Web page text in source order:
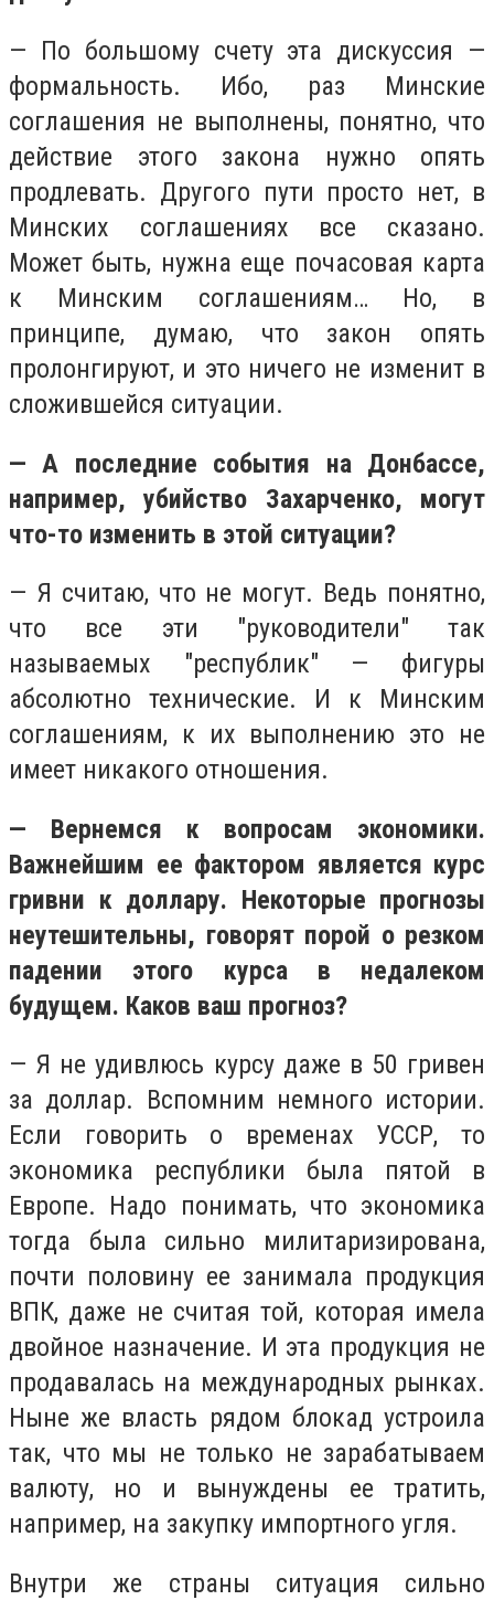
— По большому счету эта дискуссия —
формальность. Ибо, раз Минские
соглашения не выполнены, понятно, что
действие этого закона нужно опять
продлевать. Другого пути просто нет, в
Минских соглашениях все сказано.
Может быть, нужна еще почасовая карта
к Минским соглашениям… Но, в
принципе, думаю, что закон опять
пролонгируют, и это ничего не изменит в
сложившейся ситуации.
— А последние события на Донбассе,
например, убийство Захарченко, могут
что-то изменить в этой ситуации?
— Я считаю, что не могут. Ведь понятно,
что все эти "руководители" так
называемых "республик" — фигуры
абсолютно технические. И к Минским
соглашениям, к их выполнению это не
имеет никакого отношения.
— Вернемся к вопросам экономики.
Важнейшим ее фактором является курс
гривни к доллару. Некоторые прогнозы
неутешительны, говорят порой о резком
падении этого курса в недалеком
будущем. Каков ваш прогноз?
— Я не удивлюсь курсу даже в 50 гривен
за доллар. Вспомним немного истории.
Если говорить о временах УССР, то
экономика республики была пятой в
Европе. Надо понимать, что экономика
тогда была сильно милитаризирована,
почти половину ее занимала продукция
ВПК, даже не считая той, которая имела
двойное назначение. И эта продукция не
продавалась на международных рынках.
Ныне же власть рядом блокад устроила
так, что мы не только не зарабатываем
валюту, но и вынуждены ее тратить,
например, на закупку импортного угля.
Внутри же страны ситуация сильно